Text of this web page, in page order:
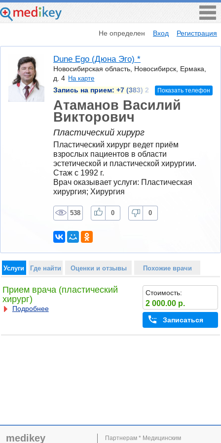
Не определен Вход Регистрация
Dune Ego (Дюна Эго) *
Новосибирская область, Новосибирск, Ермака,
д. 4 На карте
Запись на прием: +7 (383) 2 Показать телефон
Атаманов Василий
Викторович
Пластический хирург
Пластический хирург ведет приём
взрослых пациентов в области
эстетической и пластической хирургии.
Стаж с 1992 г.
Врач оказывает услуги: Пластическая
хирургия; Хирургия
538 0 0
Услуги Где найти Оценки и отзывы Похожие врачи
Прием врача (пластический
хирург)
Подробнее
Стоимость:
2 000.00 р.
Записаться
medikey
Партнерам * Медицинским